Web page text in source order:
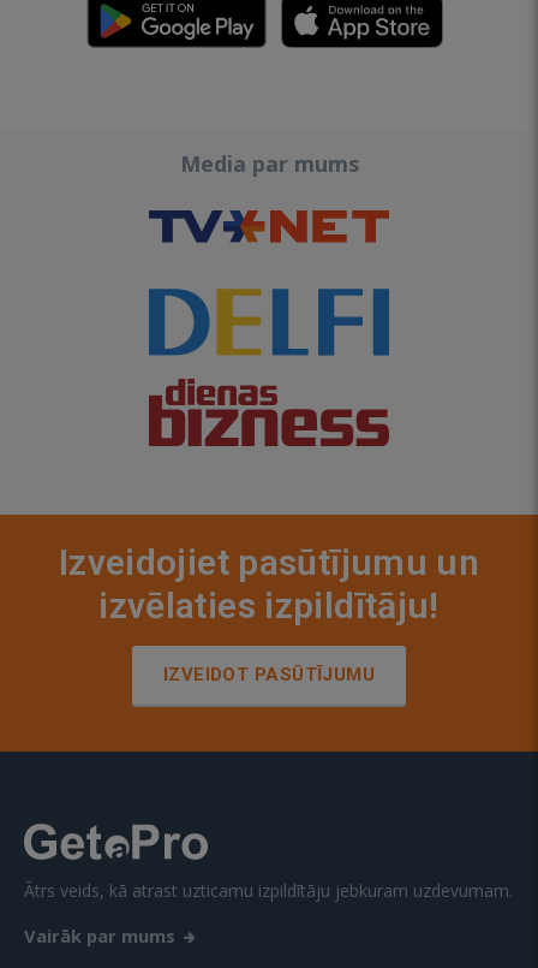
Media par mums
Izveidojiet pasūtījumu un
izvēlaties izpildītāju!
IZVEIDOT PASŪTĪJUMU
Ātrs veids, kā atrast uzticamu izpildītāju jebkuram uzdevumam.
Vairāk par mums